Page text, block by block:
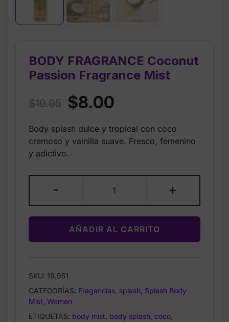
BODY FRAGRANCE Coconut
Passion Fragrance Mist
$19.95 Original
was:
$19.95.
$8.00
is:
Body splash dulce y tropical con coco
cremoso y vainilla suave. Fresco, femenino
y adictivo.
-
FRAGRANCE
Coconut
Passion
Fragrance
Mist
+
AÑADIR AL CARRITO
SKU: 19.951
CATEGORÍAS: Fragancias splash Splash Body
Mist Women
ETIQUETAS: body mist body splash coco